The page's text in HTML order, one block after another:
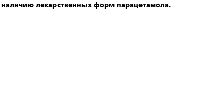
лекарственных форм парацетамола.